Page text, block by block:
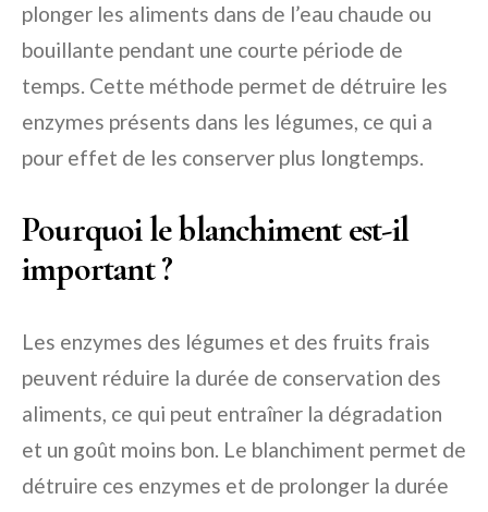
plonger les aliments dans de l’eau chaude ou
bouillante pendant une courte période de
temps. Cette méthode permet de détruire les
enzymes présents dans les légumes, ce qui a
pour effet de les conserver plus longtemps.
Pourquoi le blanchiment est-il
important ?
Les enzymes des légumes et des fruits frais
peuvent réduire la durée de conservation des
aliments, ce qui peut entraîner la dégradation
et un goût moins bon. Le blanchiment permet de
détruire ces enzymes et de prolonger la durée